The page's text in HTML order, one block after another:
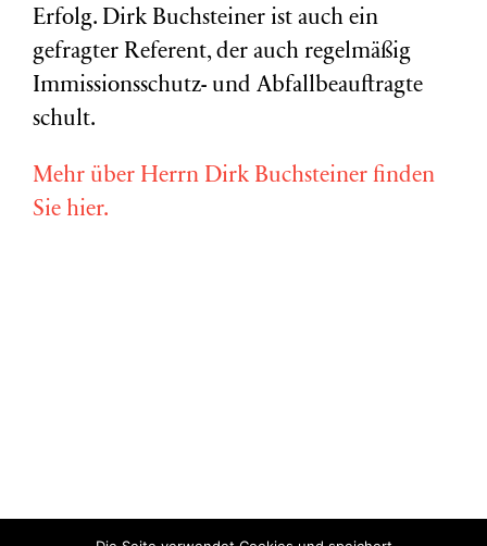
Erfolg. Dirk Buchsteiner ist auch ein
gefragter Referent, der auch regelmäßig
Immissionsschutz- und Abfallbeauftragte
schult.
Mehr über Herrn Dirk Buchsteiner finden
Sie hier.